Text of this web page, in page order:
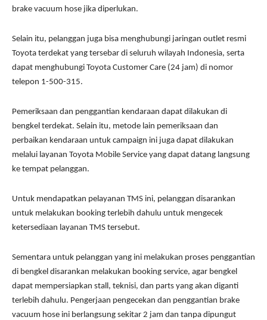
brake vacuum hose jika diperlukan.
Selain itu, pelanggan juga bisa menghubungi jaringan outlet resmi
Toyota terdekat yang tersebar di seluruh wilayah Indonesia, serta
dapat menghubungi Toyota Customer Care (24 jam) di nomor
telepon 1-500-315.
Pemeriksaan dan penggantian kendaraan dapat dilakukan di
bengkel terdekat. Selain itu, metode lain pemeriksaan dan
perbaikan kendaraan untuk campaign ini juga dapat dilakukan
melalui layanan Toyota Mobile Service yang dapat datang langsung
ke tempat pelanggan.
Untuk mendapatkan pelayanan TMS ini, pelanggan disarankan
untuk melakukan booking terlebih dahulu untuk mengecek
ketersediaan layanan TMS tersebut.
Sementara untuk pelanggan yang ini melakukan proses penggantian
di bengkel disarankan melakukan booking service, agar bengkel
dapat mempersiapkan stall, teknisi, dan parts yang akan diganti
terlebih dahulu. Pengerjaan pengecekan dan penggantian brake
vacuum hose ini berlangsung sekitar 2 jam dan tanpa dipungut